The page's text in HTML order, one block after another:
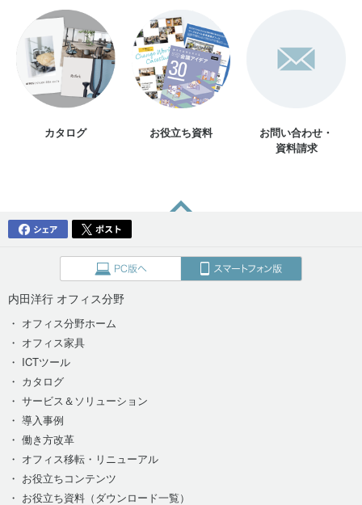
カタログ お役立ち資料
お問い合わせ・
資料請求
内田洋行 オフィス分野
・ オフィス分野ホーム
・ オフィス家具
・ ICTツール
・ カタログ
・ サービス＆ソリューション
・ 導入事例
・ 働き方改革
・ オフィス移転・リニューアル
・ お役立ちコンテンツ
・ お役立ち資料（ダウンロード一覧）